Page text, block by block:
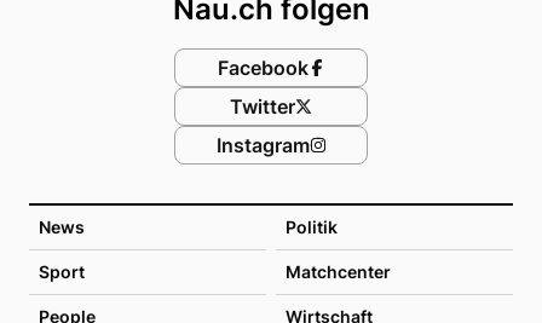
News Politik
Sport Matchcenter
People Wirtschaft
Nau.ch folgen
Facebook
Twitter
Instagram